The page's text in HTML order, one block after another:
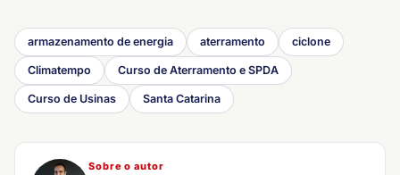
armazenamento de energia aterramento ciclone
Climatempo Curso de Aterramento e SPDA
Curso de Usinas Santa Catarina
Sobre o autor